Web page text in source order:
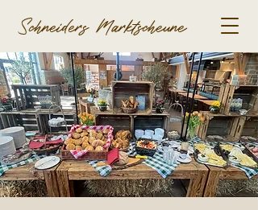
Schneiders Marktscheune